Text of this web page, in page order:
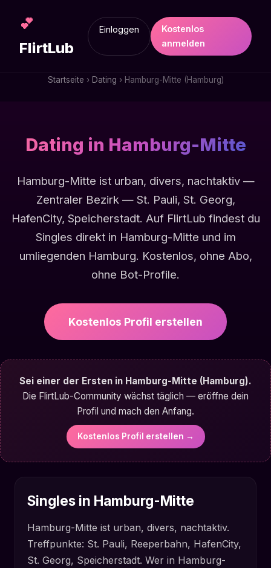
💕
FlirtLub
Einloggen
Kostenlos
anmelden
Startseite › Dating › Hamburg-Mitte (Hamburg)
Dating in Hamburg-Mitte
Hamburg-Mitte ist urban, divers, nachtaktiv —
Zentraler Bezirk — St. Pauli, St. Georg,
HafenCity, Speicherstadt. Auf FlirtLub findest du
Singles direkt in Hamburg-Mitte und im
umliegenden Hamburg. Kostenlos, ohne Abo,
ohne Bot-Profile.
Kostenlos Profil erstellen
Sei einer der Ersten in Hamburg-Mitte (Hamburg).
Die FlirtLub-Community wächst täglich — eröffne dein
Profil und mach den Anfang.
Kostenlos Profil erstellen →
Singles in Hamburg-Mitte
Hamburg-Mitte ist urban, divers, nachtaktiv.
Treffpunkte: St. Pauli, Reeperbahn, HafenCity,
St. Georg, Speicherstadt. Wer in Hamburg-